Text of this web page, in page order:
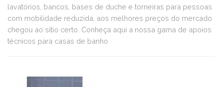
lavatórios, bancos, bases de duche e torneiras para pessoas
com mobilidade reduzida, aos melhores preços do mercado
chegou ao sitio certo. Conheça aqui a nossa gama de apoios
técnicos para casas de banho